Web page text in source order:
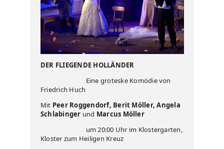
DER FLIEGENDE HOLLÄNDER
Eine groteske Komödie von
Friedrich Huch
Mit Peer Roggendorf, Berit Möller, Angela
Schlabinger und Marcus Möller
um 20:00 Uhr im Klostergarten,
Kloster zum Heiligen Kreuz